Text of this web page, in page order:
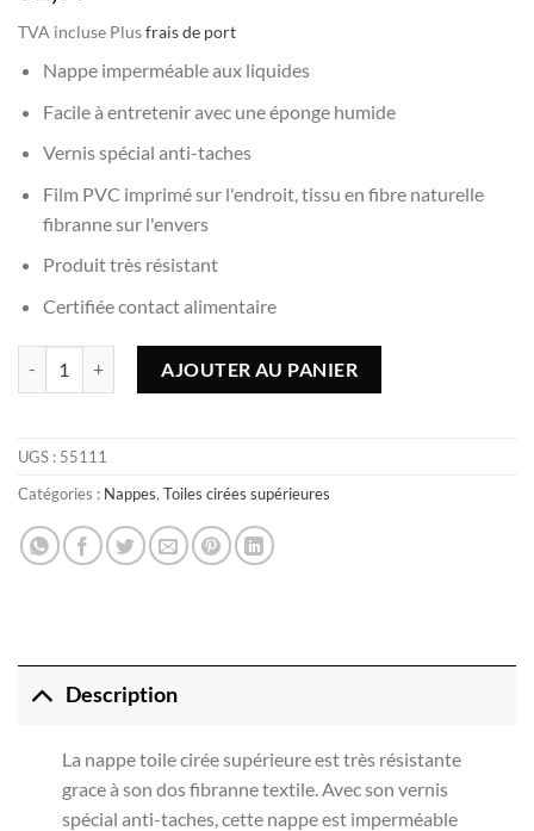
TVA incluse Plusfrais de port
Nappe imperméable aux liquides
Facile à entretenir avec une éponge humide
Vernis spécial anti-taches
Film PVC imprimé sur l'endroit, tissu en fibre naturelle
fibranne sur l'envers
Produit très résistant
Certifiée contact alimentaire
AJOUTER AU PANIER
UGS : 55111
Catégories : Nappes, Toiles cirées supérieures
Description
La nappe toile cirée supérieure est très résistante
grace à son dos fibranne textile. Avec son vernis
spécial anti-taches, cette nappe est imperméable